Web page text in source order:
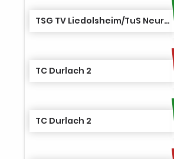
TSG TV Liedolsheim/TuS Neureut 1
TC Durlach 2
TC Durlach 2